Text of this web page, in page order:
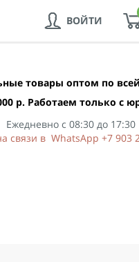
ВОЙТИ
товары оптом по
р. Работаем только с
Ежедневно с 08:30 до 17:30
связи в WhatsApp +7 903